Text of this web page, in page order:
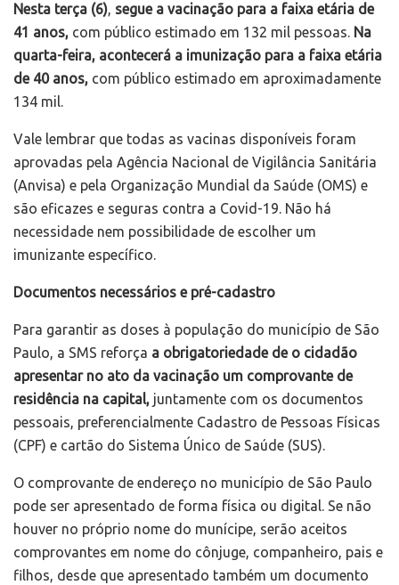
Nesta terça (6), segue a vacinação para a faixa etária de
41 anos, com público estimado em 132 mil pessoas. Na
quarta-feira, acontecerá a imunização para a faixa etária
de 40 anos, com público estimado em aproximadamente
134 mil.
Vale lembrar que todas as vacinas disponíveis foram
aprovadas pela Agência Nacional de Vigilância Sanitária
(Anvisa) e pela Organização Mundial da Saúde (OMS) e
são eficazes e seguras contra a Covid-19. Não há
necessidade nem possibilidade de escolher um
imunizante específico.
Documentos necessários e pré-cadastro
Para garantir as doses à população do município de São
Paulo, a SMS reforça a obrigatoriedade de o cidadão
apresentar no ato da vacinação um comprovante de
residência na capital, juntamente com os documentos
pessoais, preferencialmente Cadastro de Pessoas Físicas
(CPF) e cartão do Sistema Único de Saúde (SUS).
O comprovante de endereço no município de São Paulo
pode ser apresentado de forma física ou digital. Se não
houver no próprio nome do munícipe, serão aceitos
comprovantes em nome do cônjuge, companheiro, pais e
filhos, desde que apresentado também um documento